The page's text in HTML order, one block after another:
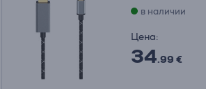
в наличии
Цена:
34.99 €